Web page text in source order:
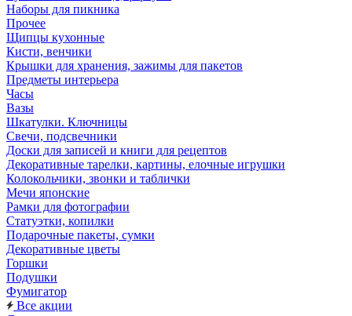
Наборы для пикника
Прочее
Щипцы кухонные
Кисти, венчики
Крышки для хранения, зажимы для пакетов
Предметы интерьера
Часы
Вазы
Шкатулки. Ключницы
Свечи, подсвечники
Доски для записей и книги для рецептов
Декоративные тарелки, картины, елочные игрушки
Колокольчики, звонки и таблички
Мечи японские
Рамки для фотографии
Статуэтки, копилки
Подарочные пакеты, сумки
Декоративные цветы
Горшки
Подушки
Фумигатор
Все акции